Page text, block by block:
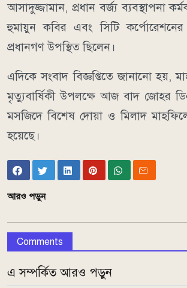
আসাদুজ্জামান, প্রধান বর্জ্য ব্যবস্থাপনা
হুমায়ুন কবির এবং সিটি কর্পোরেশনের
প্রধানগণ উপস্থিত ছিলেন।
এদিকে সংবাদ বিজ্ঞপ্তিতে জানানো হয়,
মৃত্যুবার্ষিকী উপলক্ষে আজ বাদ জোহর
মসজিদে বিশেষ দোয়া ও মিলাদ
হয়েছে।
আরও পড়ুন
Comments
এ সম্পর্কিত আরও পড়ুন